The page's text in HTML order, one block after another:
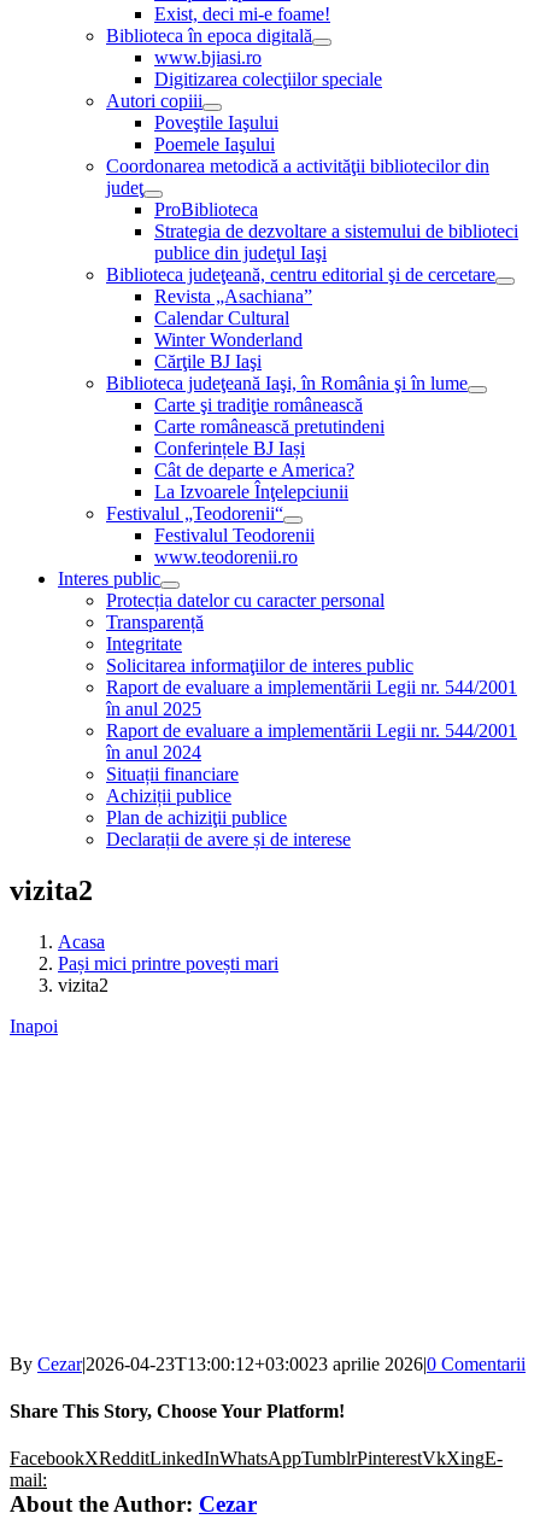
Exist, deci mi-e foame!
Biblioteca în epoca digitală
www.bjiasi.ro
Digitizarea colecţiilor speciale
Autori copiii
Poveştile Iaşului
Poemele Iaşului
Coordonarea metodică a activităţii bibliotecilor din
judeţ
ProBiblioteca
Strategia de dezvoltare a sistemului de biblioteci
publice din judeţul Iaşi
Biblioteca judeţeană, centru editorial şi de cercetare
Revista „Asachiana”
Calendar Cultural
Winter Wonderland
Cărţile BJ Iaşi
Biblioteca judeţeană Iaşi, în România şi în lume
Carte şi tradiţie românească
Carte românească pretutindeni
Conferințele BJ Iași
Cât de departe e America?
La Izvoarele Înţelepciunii
Festivalul „Teodorenii“
Festivalul Teodorenii
www.teodorenii.ro
Interes public
Protecția datelor cu caracter personal
Transparență
Integritate
Solicitarea informaţiilor de interes public
Raport de evaluare a implementării Legii nr. 544/2001
în anul 2025
Raport de evaluare a implementării Legii nr. 544/2001
în anul 2024
Situații financiare
Achiziții publice
Plan de achiziţii publice
Declarații de avere și de interese
vizita2
Acasa
Pași mici printre povești mari
vizita2
Inapoi
By Cezar|2026-04-23T13:00:12+03:0023 aprilie 2026|0 Comentarii
Share This Story, Choose Your Platform!
FacebookXRedditLinkedInWhatsAppTumblrPinterestVkXingE-
mail:
About the Author: Cezar